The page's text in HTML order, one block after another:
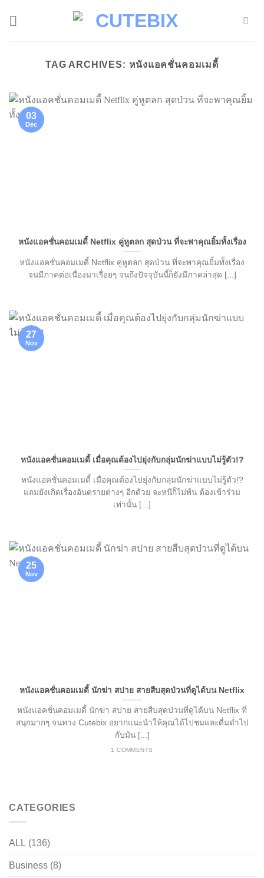
TAG ARCHIVES: หนังแอคชั่นคอมเมดี้
หนังแอคชั่นคอมเมดี้ Netflix คู่หูตลก สุดป่วน ที่จะพาคุณยิ้มทั้งเรื่อง
หนังแอคชั่นคอมเมดี้ Netflix คู่หูตลก สุดป่วน ที่จะพาคุณยิ้มทั้งเรื่อง
จนมีภาคต่อเนื่องมาเรื่อยๆ จนถึงปัจจุบันนี้ก็ยังมีภาคล่าสุด [...]
03
Dec
หนังแอคชั่นคอมเมดี้ เมื่อคุณต้องไปยุ่งกับกลุ่มนักฆ่าแบบไม่รู้ตัว!?
หนังแอคชั่นคอมเมดี้ เมื่อคุณต้องไปยุ่งกับกลุ่มนักฆ่าแบบไม่รู้ตัว!?
แถมยังเกิดเรื่องอันตรายต่างๆ อีกด้วย จะหนีก็ไม่พ้น ต้องเข้าร่วม
เท่านั้น [...]
27
Nov
หนังแอคชั่นคอมเมดี้ นักฆ่า สปาย สายสืบสุดป่วนที่ดูได้บน Netflix
หนังแอคชั่นคอมเมดี้ นักฆ่า สปาย สายสืบสุดป่วนที่ดูได้บน Netflix ที่
สนุกมากๆ จนทาง Cutebix อยากแนะนำให้คุณได้ไปชมและดื่มด่ำไป
กับมัน [...]
1 COMMENTS
25
Nov
CATEGORIES
ALL (136)
Business (8)